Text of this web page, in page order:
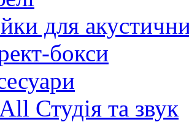
для
бокси
Студія та звук